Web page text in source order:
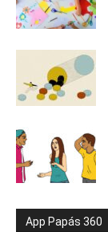
App Papás 360